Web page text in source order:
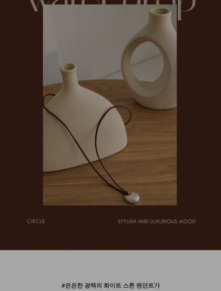
#은은한 광택의 화이트 스톤 펜던트가